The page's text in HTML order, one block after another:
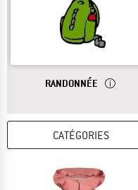
RÉPONSE
RANDONNÉE LES
CATÉGORIES